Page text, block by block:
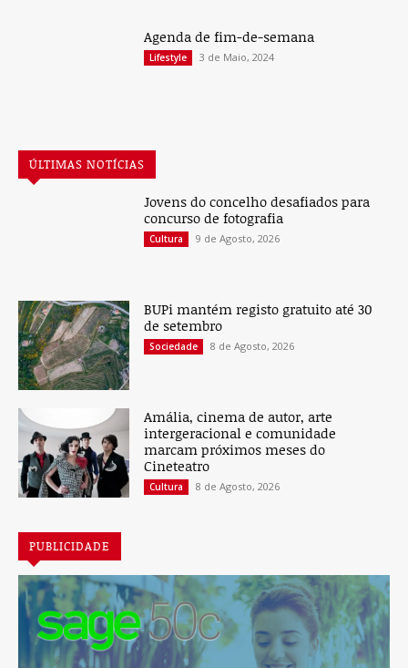
Agenda de fim-de-semana
Lifestyle 3 de Maio, 2024
ÚLTIMAS NOTÍCIAS
Jovens do concelho desafiados para
concurso de fotografia
Cultura 9 de Agosto, 2026
BUPi mantém registo gratuito até 30
de setembro
Sociedade 8 de Agosto, 2026
Amália, cinema de autor, arte
intergeracional e comunidade
marcam próximos meses do
Cineteatro
Cultura 8 de Agosto, 2026
PUBLICIDADE